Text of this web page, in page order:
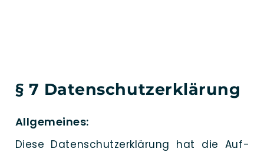
§ 7 Datenschutzerklärung
Allgemeines:
Die­se Datenschutz­erklärung hat die Auf­